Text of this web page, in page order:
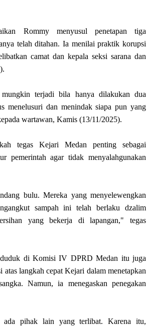
Rommy menyusul penetapan tiga
telah ditahan. Ia menilai praktik korupsi
camat dan kepala seksi sarana dan
terjadi bila hanya dilakukan dua
menelusuri dan menindak siapa pun yang
wartawan, Kamis (13/11/2025).
tegas Kejari Medan penting sebagai
pemerintah agar tidak menyalahgunakan
bulu. Mereka yang menyelewengkan
sampah ini telah berlaku dzalim
yang bekerja di lapangan," tegas
di Komisi IV DPRD Medan itu juga
atas langkah cepat Kejari dalam menetapkan
Namun, ia menegaskan penegakan
ada pihak lain yang terlibat. Karena itu,